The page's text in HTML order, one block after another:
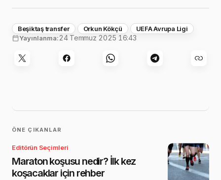
Beşiktaş transfer Orkun Kökçü
UEFA Avrupa Ligi
Yayınlanma:24 Temmuz 2025 16:43
ÖNE ÇIKANLAR
Editörün Seçimleri
Maraton koşusu nedir? İlk kez
koşacaklar için rehber